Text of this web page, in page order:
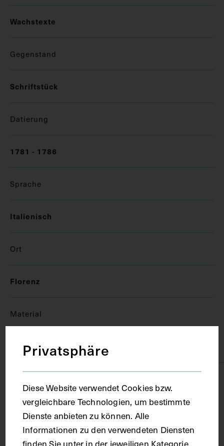
Wachstexte
Gegenstand
Schriftstück
Datierung
1781 - 1786
Sprache
Italienisch
Ort
Florenz
Material
Papier
Handschrift
Maße
Privatsphäre
Diese Website verwendet Cookies bzw.
vergleichbare Technologien, um bestimmte
Dienste anbieten zu können. Alle
Informationen zu den verwendeten Diensten